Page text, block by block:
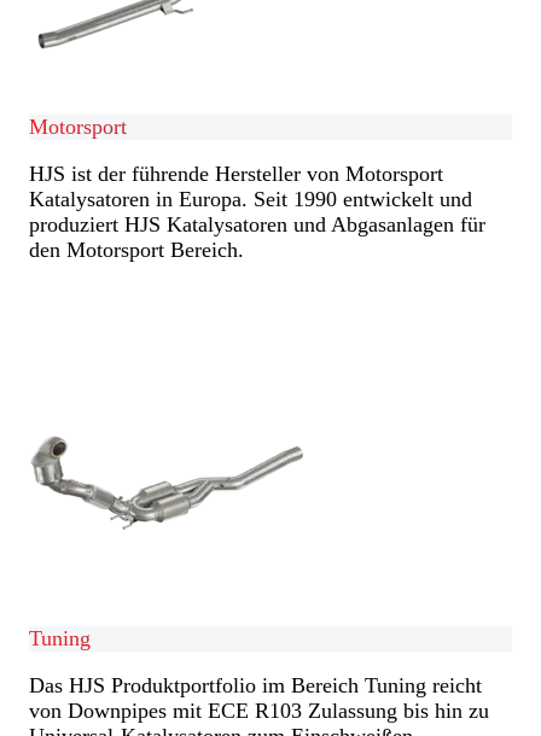
Motorsport
HJS ist der führende Hersteller von Motorsport
Katalysatoren in Europa. Seit 1990 entwickelt und
produziert HJS Katalysatoren und Abgasanlagen für
den Motorsport Bereich.
Tuning
Das HJS Produktportfolio im Bereich Tuning reicht
von Downpipes mit ECE R103 Zulassung bis hin zu